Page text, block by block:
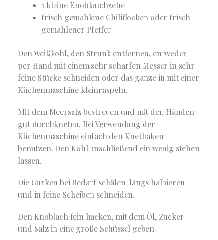
1 kleine Knoblauchzehe
frisch gemahlene Chiliflocken oder frisch
gemahlener Pfeffer
Den Weißkohl, den Strunk entfernen, entweder
per Hand mit einem sehr scharfen Messer in sehr
feine Stücke schneiden oder das ganze in mit einer
Küchenmaschine kleinraspeln.
Mit dem Meersalz bestreuen und mit den Händen
gut durchkneten. Bei Verwendung der
Küchenmaschine einfach den Knethaken
benutzen. Den Kohl anschließend ein wenig stehen
lassen.
Die Gurken bei Bedarf schälen, längs halbieren
und in feine Scheiben schneiden.
Den Knoblach fein hacken, mit dem Öl, Zucker
und Salz in eine große Schüssel geben.